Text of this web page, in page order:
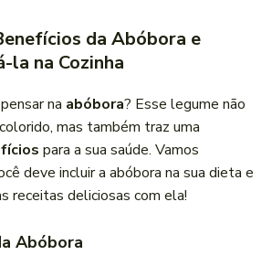
da Abóbora e
la na Cozinha
na abóbora? Esse legume não
mas também traz uma
para a sua saúde. Vamos
deve incluir a abóbora na sua dieta e
receitas deliciosas com ela!
Abóbora